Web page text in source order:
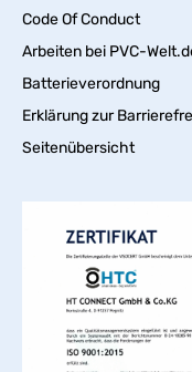
Code Of Conduct
Arbeiten bei PVC-
Batterieverordnung
Erklärung zur
Seitenübersicht